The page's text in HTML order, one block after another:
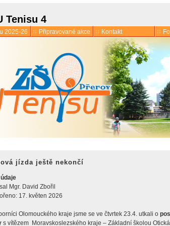
Tenisu 4
2025-26 Připravované akce Kontakt
jízda ještě nekončí
Mgr. David Zbořil
17. květen 2026
Olomouckého kraje jsme se ve čtvrtek 23.4. utkali o
s vítězem Moravskoslezského kraje – Základní školou